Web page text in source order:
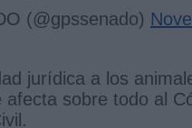
(@gpssenado)
jurídica a los
afecta sobre todo al